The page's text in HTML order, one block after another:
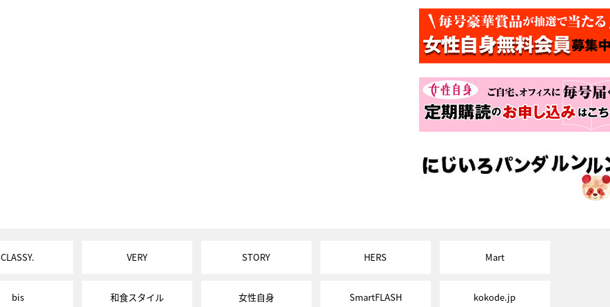
CLASSY. VERY STORY HERS Mart
bis 和食スタイル 女性自身 SmartFLASH kokode.jp